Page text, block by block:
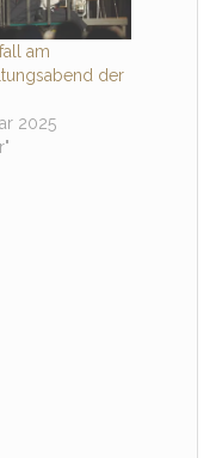
am
der
2025